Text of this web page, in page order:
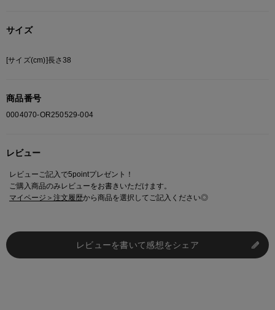
サイズ
[サイズ(cm)]長さ38
商品番号
0004070-OR250529-004
レビュー
レビューご記入で5pointプレゼント！
ご購入商品のみレビューをお書きいただけます。
マイページ＞注文履歴から商品を選択してご記入ください◎
レビューを書いて感想をシェア